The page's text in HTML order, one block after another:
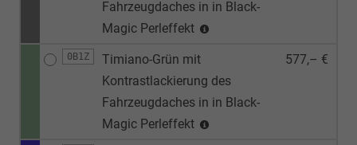
Fahrzeugdaches in in Black-
Magic Perleffekt
0B1Z
Timiano-Grün mit
Kontrastlackierung des
Fahrzeugdaches in in Black-
Magic Perleffekt
577,– €